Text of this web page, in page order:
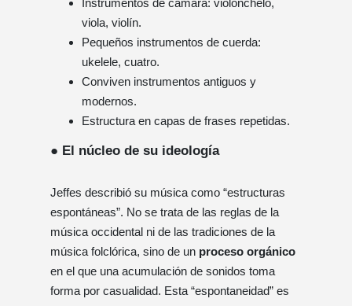
viola, violín.
Pequeños instrumentos de cuerda:
ukelele, cuatro.
Conviven instrumentos antiguos y
modernos.
Estructura en capas de frases repetidas.
● El núcleo de su ideología
Jeffes describió su música como “estructuras
espontáneas”. No se trata de las reglas de la
música occidental ni de las tradiciones de la
música folclórica, sino de un proceso orgánico
en el que una acumulación de sonidos toma
forma por casualidad. Esta “espontaneidad” es